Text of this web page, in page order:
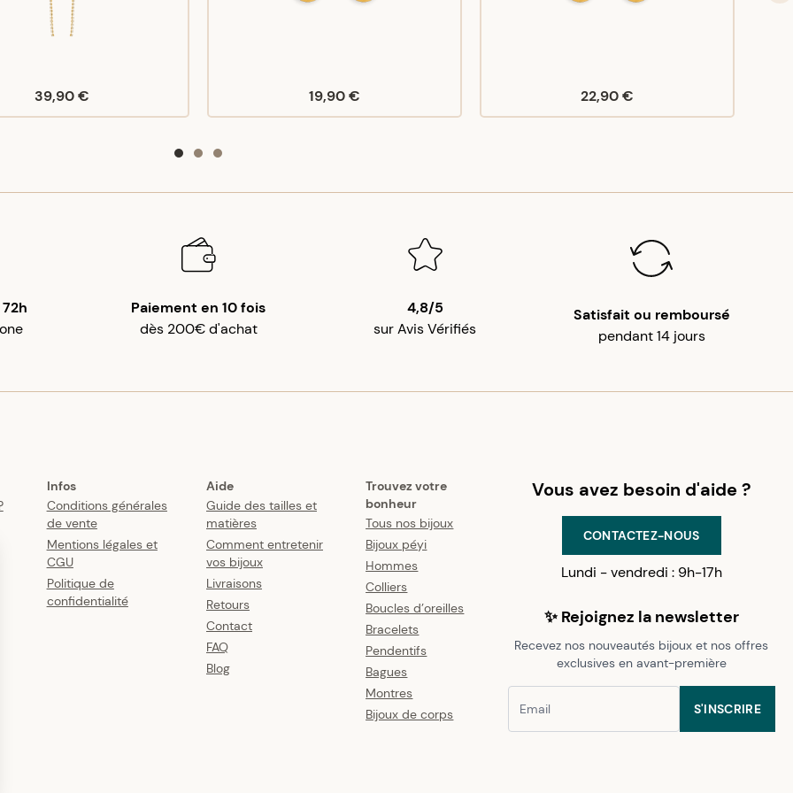
39,90 € 19,90 € 22,90 €
Paiement en 10 fois
dès 200€ d'achat
4,8/5
sur Avis Vérifiés
Satisfait ou remboursé
pendant 14 jours
Infos
Conditions générales
de vente
Mentions légales et
CGU
Politique de
confidentialité
Aide
Guide des tailles et
matières
Comment entretenir
vos bijoux
Livraisons
Retours
Contact
FAQ
Blog
Trouvez votre
bonheur
Tous nos bijoux
Bijoux péyi
Hommes
Colliers
Boucles d’oreilles
Bracelets
Pendentifs
Bagues
Montres
Bijoux de corps
Vous avez besoin d'aide ?
CONTACTEZ-NOUS
Lundi - vendredi : 9h-17h
✨ Rejoignez la newsletter
Recevez nos nouveautés bijoux et nos offres
exclusives en avant-première
S'INSCRIRE